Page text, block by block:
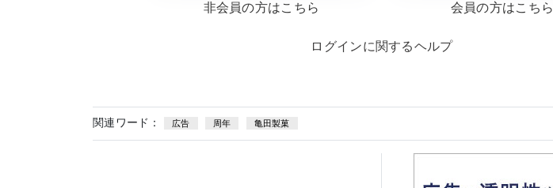
非会員の方はこちら 会員の方はこちら
ログインに関するヘルプ
関連ワード： 広告 周年 亀田製菓